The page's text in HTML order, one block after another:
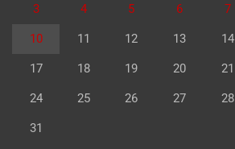
3 4 5 6 7
10 11 12 13 14
17 18 19 20 21
24 25 26 27 28
31